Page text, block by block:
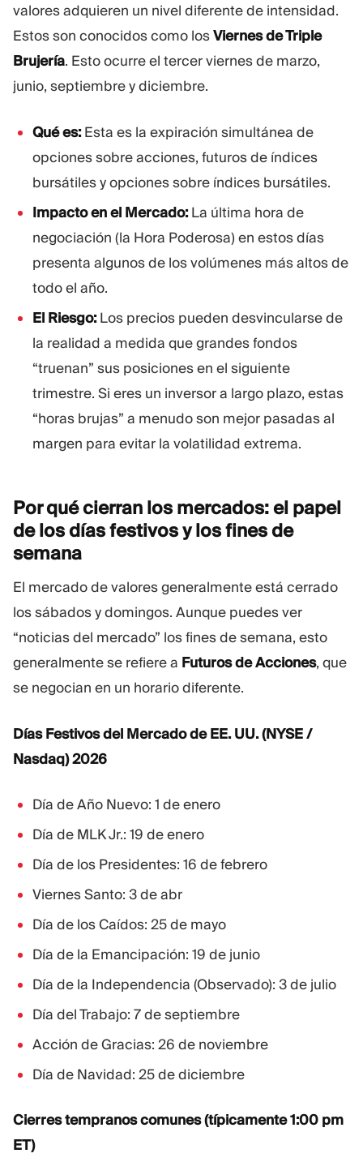
valores adquieren un nivel diferente de intensidad.
Estos son conocidos como losViernes de Triple
Brujería. Esto ocurre el tercer viernes de marzo,
junio, septiembre y diciembre.
Qué es:Esta es la expiración simultánea de
opciones sobre acciones, futuros de índices
bursátiles y opciones sobre índices bursátiles.
Impacto en el Mercado:La última hora de
negociación (la Hora Poderosa) en estos días
presenta algunos de los volúmenes más altos de
todo el año.
El Riesgo:Los precios pueden desvincularse de
la realidad a medida que grandes fondos
“truenan” sus posiciones en el siguiente
trimestre. Si eres un inversor a largo plazo, estas
“horas brujas” a menudo son mejor pasadas al
margen para evitar la volatilidad extrema.
Por qué cierran los mercados: el papel
de los días festivos y los fines de
semana
El mercado de valores generalmente está cerrado
los sábados y domingos. Aunque puedes ver
“noticias del mercado” los fines de semana, esto
generalmente se refiere a Futuros de Acciones, que
se negocian en un horario diferente.
Días Festivos del Mercado de EE. UU. (NYSE /
Nasdaq) 2026
Día de Año Nuevo: 1 de enero
Día de MLK Jr.: 19 de enero
Día de los Presidentes: 16 de febrero
Viernes Santo: 3 de abr
Día de los Caídos: 25 de mayo
Día de la Emancipación: 19 de junio
Día de la Independencia (Observado): 3 de julio
Día del Trabajo: 7 de septiembre
Acción de Gracias: 26 de noviembre
Día de Navidad: 25 de diciembre
Cierres tempranos comunes (típicamente 1:00 pm
ET)